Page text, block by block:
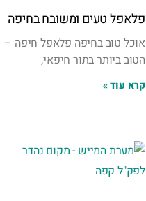
פלאפל טעים ומשובח בחיפה
אוכל טוב בחיפה פלאפל חיפה –
הטוב ביותר בתור חיפאי,
קרא עוד »